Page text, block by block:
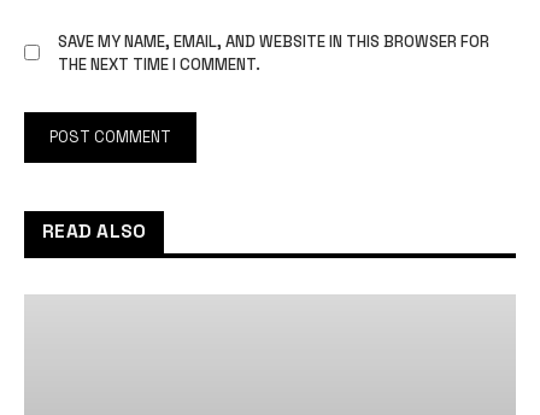
SAVE MY NAME, EMAIL, AND WEBSITE IN THIS BROWSER FOR
THE NEXT TIME I COMMENT.
READ ALSO